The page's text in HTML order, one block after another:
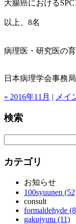
大腸癌における
以上、8名
病理医・研究医
日本病理学会事務局
« 2016年11月 | メイ
検索
カテゴリ
お知らせ
100syuunen
consult
formaldehyde
gakujyutu (11)